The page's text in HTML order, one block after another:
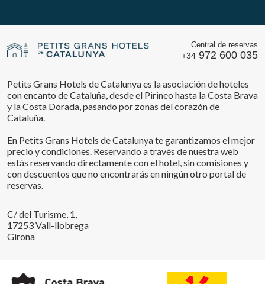
Central de reservas
+34 972 600 035
Petits Grans Hotels de Catalunya es la asociación de hoteles
con encanto de Cataluña, desde el Pirineo hasta la Costa Brava
y la Costa Dorada, pasando por zonas del corazón de
Cataluña.
En Petits Grans Hotels de Catalunya te garantizamos el mejor
precio y condiciones. Reservando a través de nuestra web
estás reservando directamente con el hotel, sin comisiones y
con descuentos que no encontrarás en ningún otro portal de
reservas.
C/ del Turisme, 1,
17253 Vall-llobrega
Girona